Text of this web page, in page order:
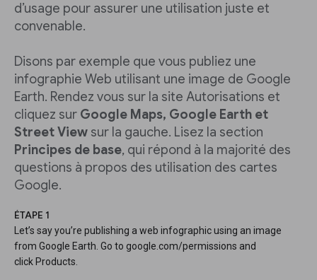
d’usage pour assurer une utilisation juste et
convenable.
Disons par exemple que vous publiez une
infographie Web utilisant une image de Google
Earth. Rendez vous sur la site Autorisations et
cliquez sur Google Maps, Google Earth et
Street View sur la gauche. Lisez la section
Principes de base, qui répond à la majorité des
questions à propos des utilisation des cartes
Google.
ÉTAPE 1
Let’s say you’re publishing a web infographic using an image
from Google Earth. Go to google.com/permissions and
click Products.